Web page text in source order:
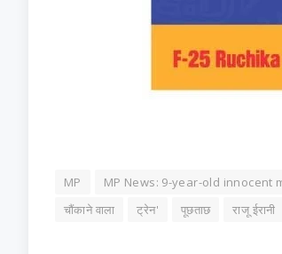
MP MP News: 9-year-old innocent
चौंकाने वाला
ट्रेन' पूछताछ राजू ईरानी